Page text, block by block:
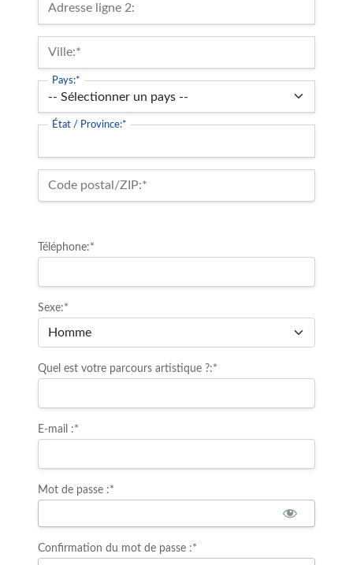
Adresse ligne 2:
Ville:*
Pays:*
État / Province:*
Code postal/ZIP:*
Téléphone:*
Sexe:*
Quel est votre parcours artistique ?:*
E-mail :*
Mot de passe :*
Confirmation du mot de passe :*